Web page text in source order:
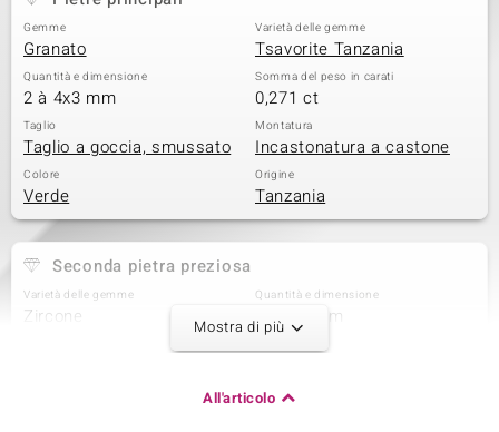
Gemme
Granato
Varietà delle gemme
Tsavorite Tanzania
Quantità e dimensione
2 à 4x3 mm
Somma del peso in carati
0,271 ct
Taglio
Taglio a goccia, smussato
Montatura
Incastonatura a castone
Colore
Verde
Origine
Tanzania
Seconda pietra preziosa
Varietà delle gemme
Zircone
Quantità e dimensione
4 à 2,5 mm
Origine
Mostra di più
All'articolo